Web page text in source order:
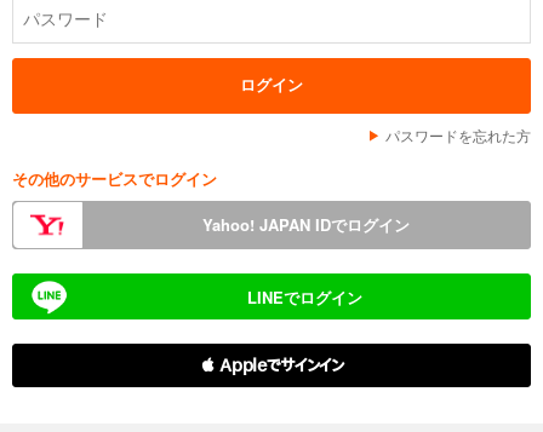
パスワードを忘れた方
その他のサービスでログイン
Yahoo! JAPAN IDでログイン
LINEでログイン
 Appleでサインイン